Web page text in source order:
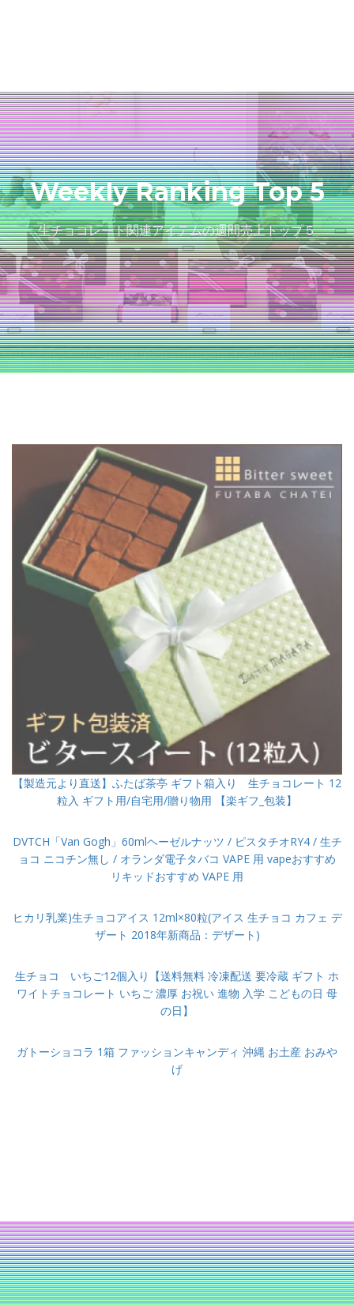
Weekly Ranking Top 5
生チョコレート関連アイテムの週間売上トップ５
【製造元より直送】ふたば茶亭 ギフト箱入り 生チョコレート 12
粒入 ギフト用/自宅用/贈り物用 【楽ギフ_包装】
DVTCH「Van Gogh」60mlヘーゼルナッツ / ピスタチオRY4 / 生チ
ョコ ニコチン無し / オランダ電子タバコ VAPE 用 vapeおすすめ
リキッドおすすめ VAPE 用
ヒカリ乳業)生チョコアイス 12ml×80粒(アイス 生チョコ カフェ デ
ザート 2018年新商品：デザート)
生チョコ いちご12個入り【送料無料 冷凍配送 要冷蔵 ギフト ホ
ワイトチョコレート いちご 濃厚 お祝い 進物 入学 こどもの日 母
の日】
ガトーショコラ 1箱 ファッションキャンディ 沖縄 お土産 おみや
げ